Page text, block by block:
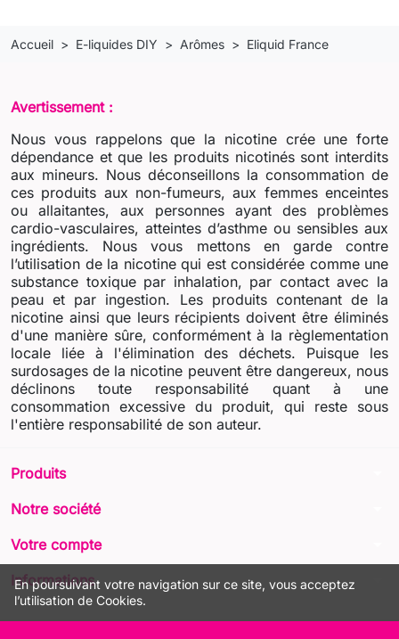
En poursuivant votre navigation sur ce site, vous acceptez
l’utilisation de Cookies.
Accueil E-liquides DIY Arômes Eliquid France
Avertissement :
Nous vous rappelons que la nicotine crée une forte
dépendance et que les produits nicotinés sont interdits
aux mineurs. Nous déconseillons la consommation de
ces produits aux non-fumeurs, aux femmes enceintes
ou allaitantes, aux personnes ayant des problèmes
cardio-vasculaires, atteintes d’asthme ou sensibles aux
ingrédients. Nous vous mettons en garde contre
l’utilisation de la nicotine qui est considérée comme une
substance toxique par inhalation, par contact avec la
peau et par ingestion. Les produits contenant de la
nicotine ainsi que leurs récipients doivent être éliminés
d'une manière sûre, conformément à la règlementation
locale liée à l'élimination des déchets. Puisque les
surdosages de la nicotine peuvent être dangereux, nous
déclinons toute responsabilité quant à une
consommation excessive du produit, qui reste sous
l'entière responsabilité de son auteur.
Produits
Notre société
Votre compte
Informations